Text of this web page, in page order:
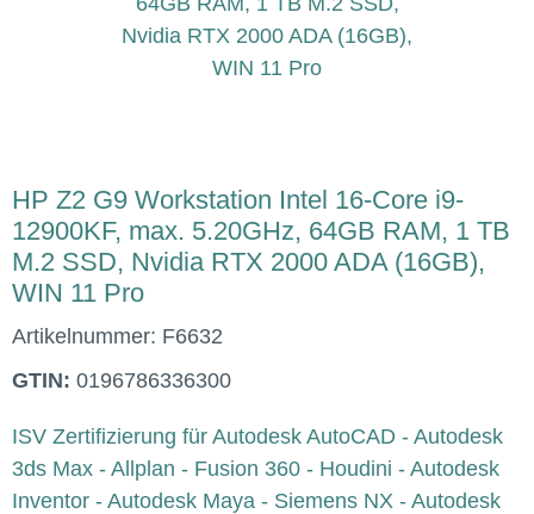
HP Z2 G9 Workstation Intel 16-Core i9-
12900KF, max. 5.20GHz, 64GB RAM, 1 TB
M.2 SSD, Nvidia RTX 2000 ADA (16GB),
WIN 11 Pro
Artikelnummer: F6632
GTIN: 0196786336300
ISV Zertifizierung für Autodesk AutoCAD - Autodesk
3ds Max - Allplan - Fusion 360 - Houdini - Autodesk
Inventor - Autodesk Maya - Siemens NX - Autodesk